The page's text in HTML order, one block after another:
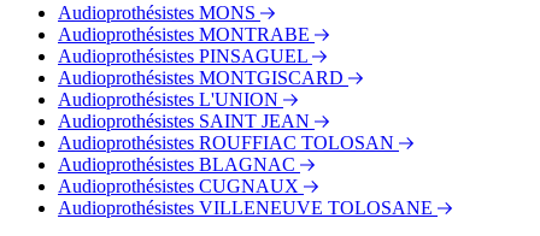
Audioprothésistes MONS
Audioprothésistes MONTRABE
Audioprothésistes PINSAGUEL
Audioprothésistes MONTGISCARD
Audioprothésistes L'UNION
Audioprothésistes SAINT JEAN
Audioprothésistes ROUFFIAC TOLOSAN
Audioprothésistes BLAGNAC
Audioprothésistes CUGNAUX
Audioprothésistes VILLENEUVE TOLOSANE